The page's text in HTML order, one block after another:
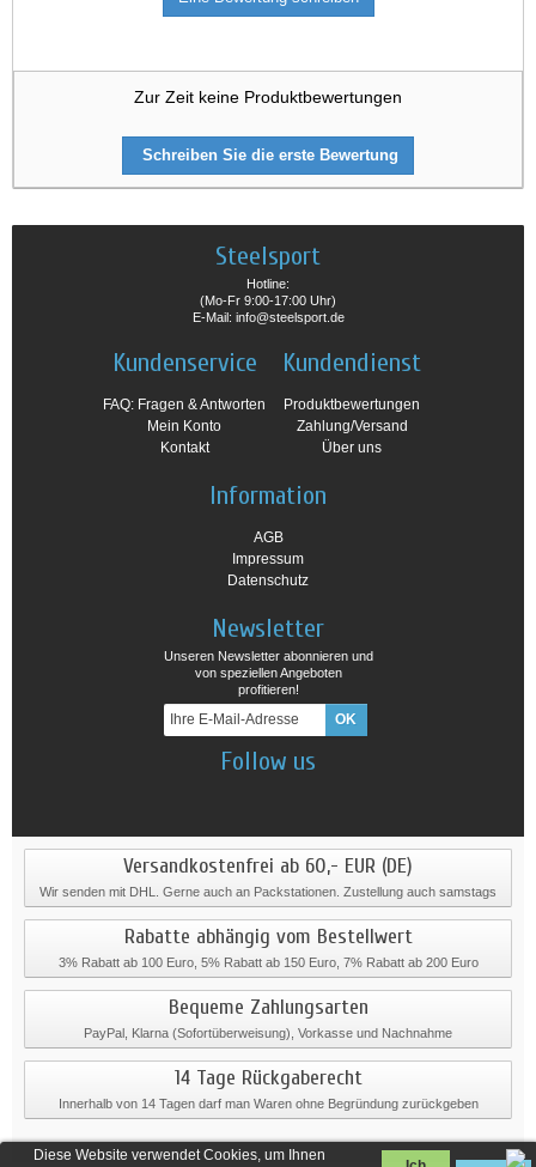
Diese Website verwendet Cookies, um Ihnen
Zur Zeit keine Produktbewertungen
Schreiben Sie die erste Bewertung
Steelsport
Hotline:
(Mo-Fr 9:00-17:00 Uhr)
E-Mail: info@steelsport.de
Kundenservice
FAQ: Fragen & Antworten
Mein Konto
Kontakt
Kundendienst
Produktbewertungen
Zahlung/Versand
Über uns
Information
AGB
Impressum
Datenschutz
Newsletter
Unseren Newsletter abonnieren und
von speziellen Angeboten
profitieren!
Follow us
Versandkostenfrei ab 60,- EUR (DE)
Wir senden mit DHL. Gerne auch an Packstationen. Zustellung auch samstags
Rabatte abhängig vom Bestellwert
3% Rabatt ab 100 Euro, 5% Rabatt ab 150 Euro, 7% Rabatt ab 200 Euro
Bequeme Zahlungsarten
PayPal, Klarna (Sofortüberweisung), Vorkasse und Nachnahme
14 Tage Rückgaberecht
Innerhalb von 14 Tagen darf man Waren ohne Begründung zurückgeben